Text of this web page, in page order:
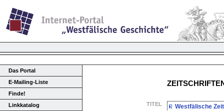
Das Portal
E-Mailing-Liste
Finde!
Linkkatalog
TITEL Westfälische